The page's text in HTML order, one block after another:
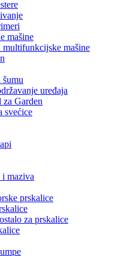
mašine
multifunkcijske mašine
šumu
uređaja
za Garden
svećice
maziva
prskalice
za prskalice